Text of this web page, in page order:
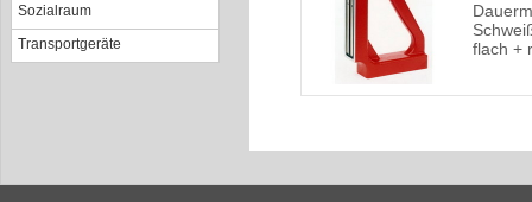
Sozialraum
Transportgeräte
flach +